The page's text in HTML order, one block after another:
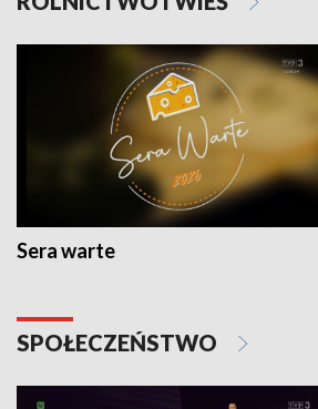
Sera warte
SPOŁECZEŃSTWO